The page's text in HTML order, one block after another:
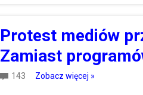
Protest mediów
Zamiast
143 Zobacz więcej »